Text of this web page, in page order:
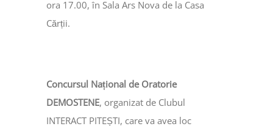
ora 17.00, în Sala Ars Nova de la Casa
Cărții.
Concursul Național de Oratorie
DEMOSTENE, organizat de Clubul
INTERACT PITEȘTI, care va avea loc